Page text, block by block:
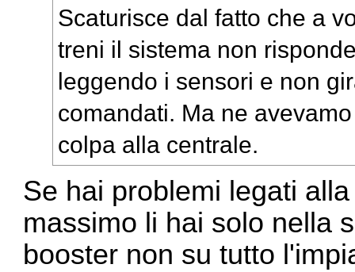
Scaturisce dal fatto che a
treni il sistema non
leggendo i sensori e non
comandati. Ma ne
colpa alla centrale.
Se hai problemi legati
massimo li hai solo nella
booster non su tutto